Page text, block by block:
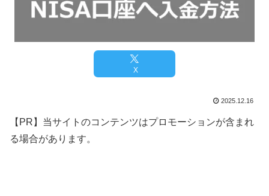
X
2025.12.16
【PR】当サイトのコンテンツはプロモーションが含まれ
る場合があります。